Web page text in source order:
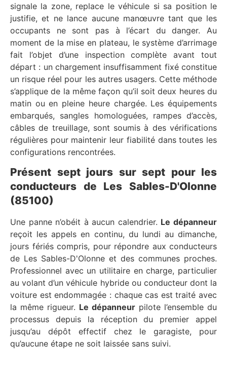
signale la zone, replace le véhicule si sa position le
justifie, et ne lance aucune manœuvre tant que les
occupants ne sont pas à l’écart du danger. Au
moment de la mise en plateau, le système d’arrimage
fait l’objet d’une inspection complète avant tout
départ : un chargement insuffisamment fixé constitue
un risque réel pour les autres usagers. Cette méthode
s’applique de la même façon qu’il soit deux heures du
matin ou en pleine heure chargée. Les équipements
embarqués, sangles homologuées, rampes d’accès,
câbles de treuillage, sont soumis à des vérifications
régulières pour maintenir leur fiabilité dans toutes les
configurations rencontrées.
Présent sept jours sur sept pour les
conducteurs de Les Sables-D'Olonne
(85100)
Une panne n’obéit à aucun calendrier. Le dépanneur
reçoit les appels en continu, du lundi au dimanche,
jours fériés compris, pour répondre aux conducteurs
de Les Sables-D'Olonne et des communes proches.
Professionnel avec un utilitaire en charge, particulier
au volant d’un véhicule hybride ou conducteur dont la
voiture est endommagée : chaque cas est traité avec
la même rigueur. Le dépanneur pilote l’ensemble du
processus depuis la réception du premier appel
jusqu’au dépôt effectif chez le garagiste, pour
qu’aucune étape ne soit laissée sans suivi.